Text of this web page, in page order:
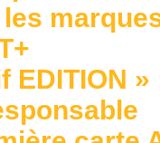
EDITION